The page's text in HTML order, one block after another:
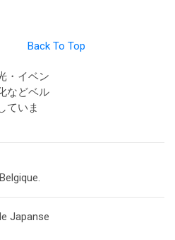
Back To Top
・イベン
などベル
ていま
Japanse